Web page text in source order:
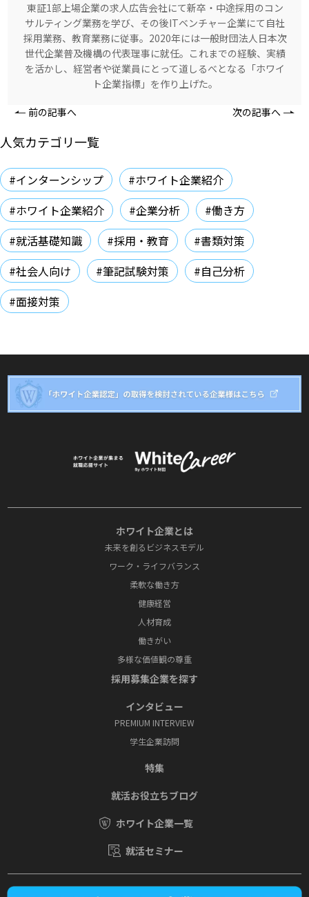
東証1部上場企業の求人広告会社にて新卒・中途採用のコン
サルティング業務を学び、その後ITベンチャー企業にて自社
採用業務、教育業務に従事。2020年には一般財団法人日本次
世代企業普及機構の代表理事に就任。これまでの経験、実績
を活かし、経営者や従業員にとって道しるべとなる「ホワイ
ト企業指標」を作り上げた。
前の記事へ 次の記事へ
人気カテゴリ一覧
#インターンシップ
#ホワイト企業紹介
#ホワイト企業紹介
#企業分析
#働き方
#就活基礎知識
#採用・教育
#書類対策
#社会人向け
#筆記試験対策
#自己分析
#面接対策
ホワイト企業とは
未来を創るビジネスモデル
ワーク・ライフバランス
柔軟な働き方
健康経営
人材育成
働きがい
多様な価値観の尊重
採⽤募集企業を探す
インタビュー
PREMIUM INTERVIEW
学⽣企業訪問
特集
就活お役⽴ちブログ
ホワイト企業一覧
就活セミナー